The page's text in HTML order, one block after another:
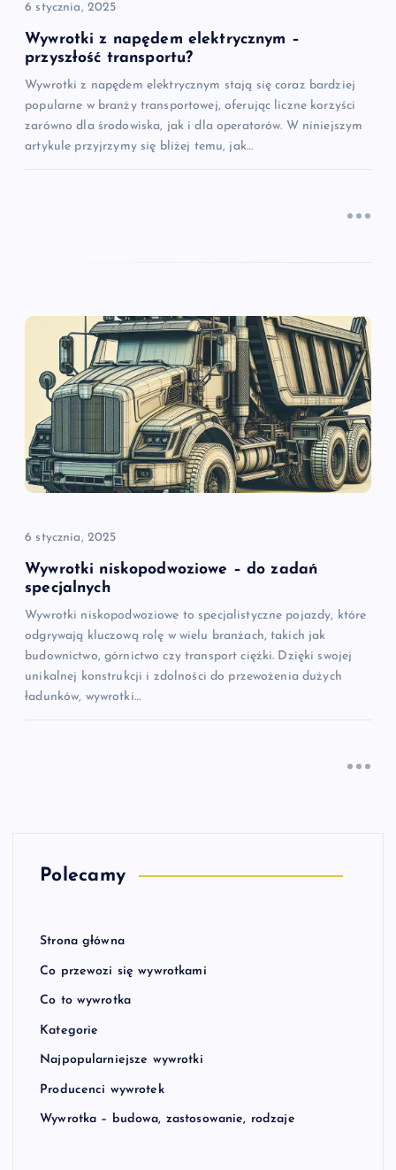
s
u
6 stycznia, 2025
Wywrotki z napędem elektrycznym –
przyszłość transportu?
Wywrotki z napędem elektrycznym stają się coraz bardziej
popularne w branży transportowej, oferując liczne korzyści
zarówno dla środowiska, jak i dla operatorów. W niniejszym
artykule przyjrzymy się bliżej temu, jak…
6 stycznia, 2025
Wywrotki niskopodwoziowe – do zadań
specjalnych
Wywrotki niskopodwoziowe to specjalistyczne pojazdy, które
odgrywają kluczową rolę w wielu branżach, takich jak
budownictwo, górnictwo czy transport ciężki. Dzięki swojej
unikalnej konstrukcji i zdolności do przewożenia dużych
ładunków, wywrotki…
Polecamy
Strona główna
Co przewozi się wywrotkami
Co to wywrotka
Kategorie
Najpopularniejsze wywrotki
Producenci wywrotek
Wywrotka – budowa, zastosowanie, rodzaje